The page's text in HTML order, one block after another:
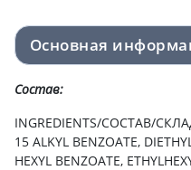
Основная
Состав:
INGREDIENTS/СОСТАВ/
15 ALKYL BENZOATE,
HEXYL BENZOATE,